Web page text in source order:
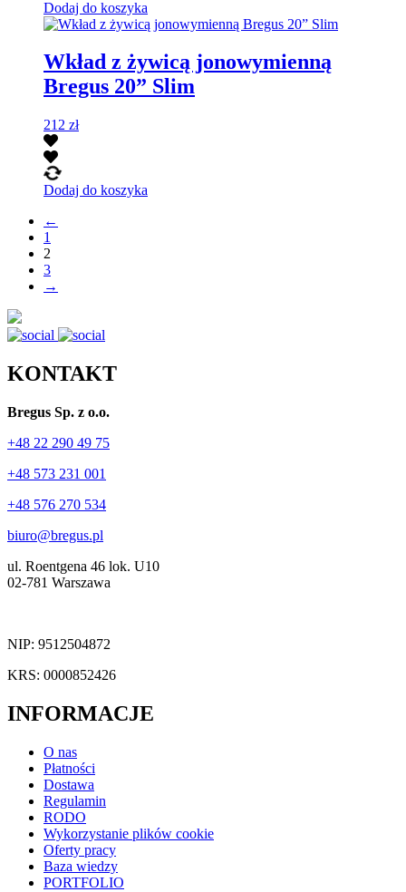
Dodaj do koszyka
Wkład z żywicą jonowymienną
Bregus 20” Slim
212 zł
Dodaj do koszyka
←
1
2
3
→
KONTAKT
Bregus Sp. z o.o.
+48 22 290 49 75
+48 573 231 001
+48 576 270 534
biuro@bregus.pl
ul. Roentgena 46 lok. U10
02-781 Warszawa
NIP: 9512504872
KRS: 0000852426
INFORMACJE
O nas
Płatności
Dostawa
Regulamin
RODO
Wykorzystanie plików cookie
Oferty pracy
Baza wiedzy
PORTFOLIO